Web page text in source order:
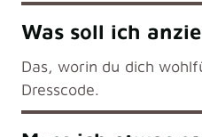
Was soll ich
Das, worin du dich
Dresscode.